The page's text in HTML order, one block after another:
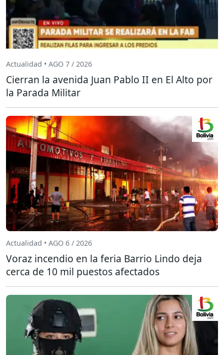
Actualidad • AGO 7 / 2026
Cierran la avenida Juan Pablo II en El Alto por
la Parada Militar
Actualidad • AGO 6 / 2026
Voraz incendio en la feria Barrio Lindo deja
cerca de 10 mil puestos afectados